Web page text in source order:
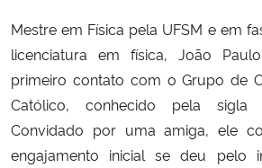
Mestre em Física pela UFSM e em
licenciatura em física, João
primeiro contato com o Grupo de
Católico, conhecido pela
Convidado por uma amiga, ele
engajamento inicial se deu pelo